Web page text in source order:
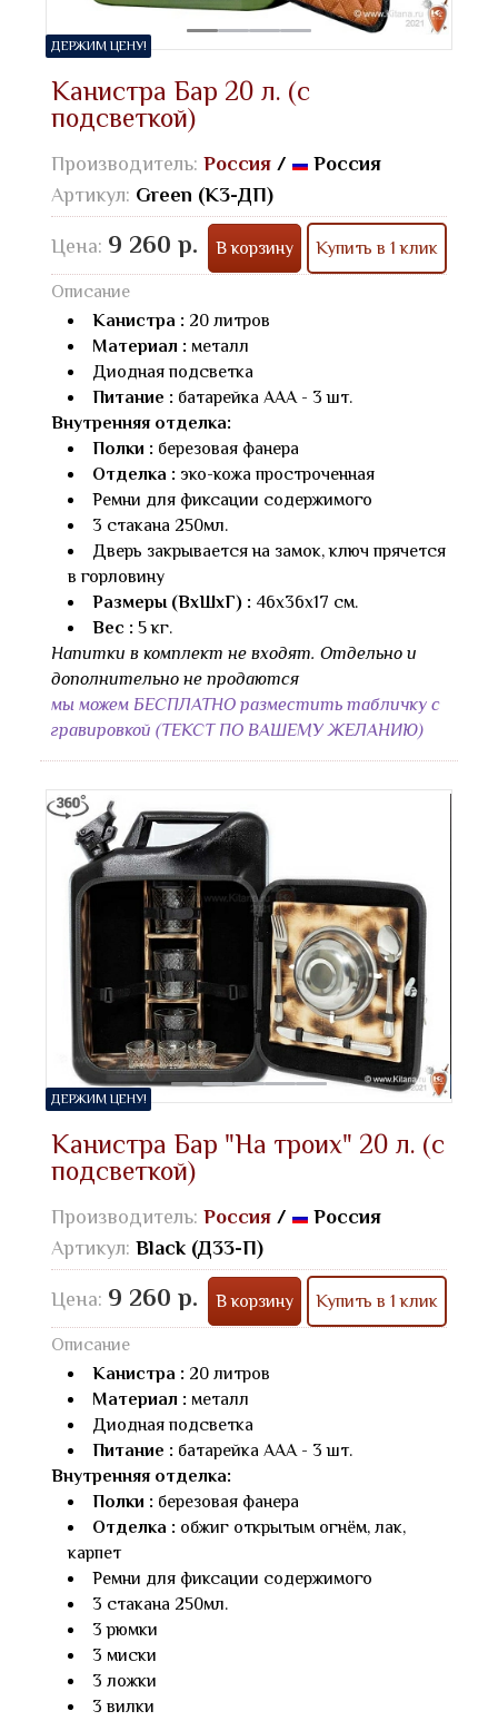
ДЕРЖИМ ЦЕНУ!
Канистра Бар 20 л. (с
подсветкой)
Производитель: Россия /
Россия
Артикул: Green (К3-ДП)
Цена: 9 260 р. В корзину Купить в 1 клик
Описание
Канистра : 20 литров
Материал : металл
Диодная подсветка
Питание : батарейка AAA - 3 шт.
Внутренняя отделка:
Полки : березовая фанера
Отделка : эко-кожа простроченная
Ремни для фиксации содержимого
3 стакана 250мл.
Дверь закрывается на замок, ключ прячется
в горловину
Размеры (ВхШхГ) : 46х36х17 см.
Вес : 5 кг.
Напитки в комплект не входят. Отдельно и
дополнительно не продаются
мы можем БЕСПЛАТНО разместить табличку с
гравировкой (ТЕКСТ ПО ВАШЕМУ ЖЕЛАНИЮ)
ДЕРЖИМ ЦЕНУ!
Канистра Бар "На троих" 20 л. (с
подсветкой)
Производитель: Россия /
Россия
Артикул: Black (Д33-П)
Цена: 9 260 р. В корзину Купить в 1 клик
Описание
Канистра : 20 литров
Материал : металл
Диодная подсветка
Питание : батарейка AAA - 3 шт.
Внутренняя отделка:
Полки : березовая фанера
Отделка : обжиг открытым огнём, лак,
карпет
Ремни для фиксации содержимого
3 стакана 250мл.
3 рюмки
3 миски
3 ложки
3 вилки